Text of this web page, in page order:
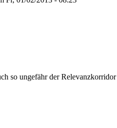
so ungefähr der